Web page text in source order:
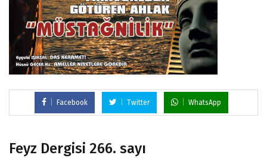
Facebook Twitter WhatsApp
Feyz Dergisi 266. sayı